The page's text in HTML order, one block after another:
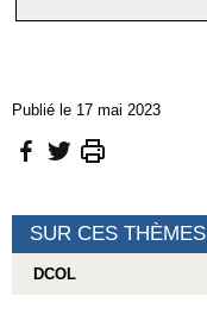
Publié le 17 mai 2023
SUR CES THÈMES
DCOL